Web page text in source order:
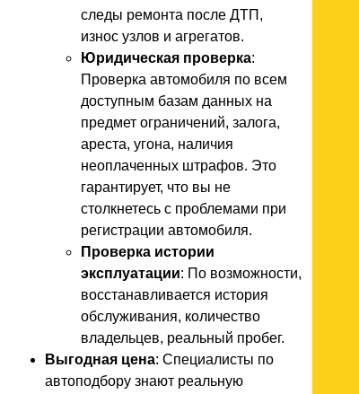
следы ремонта после ДТП,
износ узлов и агрегатов.
Юридическая проверка:
Проверка автомобиля по всем
доступным базам данных на
предмет ограничений, залога,
ареста, угона, наличия
неоплаченных штрафов. Это
гарантирует, что вы не
столкнетесь с проблемами при
регистрации автомобиля.
Проверка истории
эксплуатации: По возможности,
восстанавливается история
обслуживания, количество
владельцев, реальный пробег.
Выгодная цена: Специалисты по
автоподбору знают реальную